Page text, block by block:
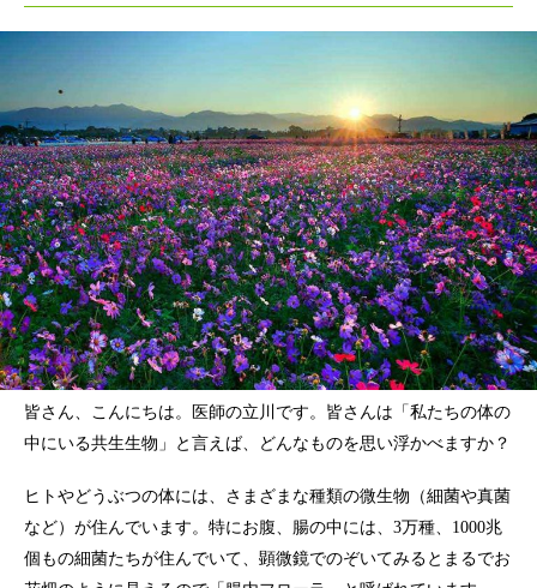
皆さん、こんにちは。医師の立川です。皆さんは「私たちの体の
中にいる共生生物」と言えば、どんなものを思い浮かべますか？
ヒトやどうぶつの体には、さまざまな種類の微生物（細菌や真菌
など）が住んでいます。特にお腹、腸の中には、3万種、1000兆
個もの細菌たちが住んでいて、顕微鏡でのぞいてみるとまるでお